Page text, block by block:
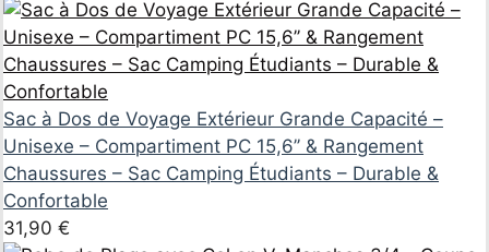
Sac à Dos de Voyage Extérieur Grande Capacité –
Unisexe – Compartiment PC 15,6’’ & Rangement
Chaussures – Sac Camping Étudiants – Durable &
Confortable
31,90 €